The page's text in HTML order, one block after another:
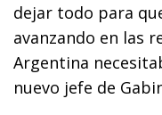
dejar todo para
avanzando en las
Argentina
nuevo jefe de